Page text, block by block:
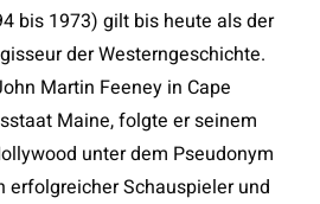
bis 1973) gilt bis heute als der
der Westerngeschichte.
Martin Feeney in Cape
Maine, folgte er seinem
unter dem Pseudonym
erfolgreicher Schauspieler und